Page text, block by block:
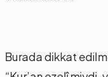
Burada dikkat